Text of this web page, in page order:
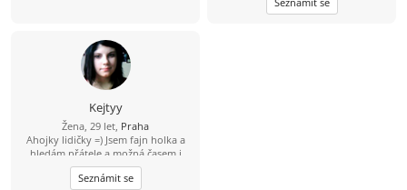
psaní různých příběhů.Pokud se
nudíš a máš zájem o popsání,napiš
Kejtyy
Žena, 29 let, Praha
Ahojky lidičky =) Jsem fajn holka a
hledám přátele a možná časem i
něco víc =)
Seznámit se